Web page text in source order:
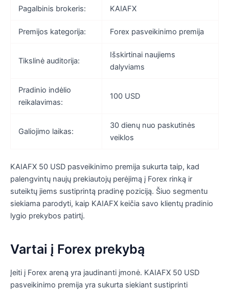
Pagalbinis brokeris: KAIAFX
Premijos kategorija: Forex pasveikinimo premija
Tikslinė auditorija:
Išskirtinai naujiems
dalyviams
Pradinio indėlio
reikalavimas:
100 USD
Galiojimo laikas:
30 dienų nuo paskutinės
veiklos
KAIAFX 50 USD pasveikinimo premija sukurta taip, kad
palengvintų naujų prekiautojų perėjimą į Forex rinką ir
suteiktų jiems sustiprintą pradinę poziciją. Šiuo segmentu
siekiama parodyti, kaip KAIAFX keičia savo klientų pradinio
lygio prekybos patirtį.
Vartai į Forex prekybą
Įeiti į Forex areną yra jaudinanti įmonė. KAIAFX 50 USD
pasveikinimo premija yra sukurta siekiant sustiprinti